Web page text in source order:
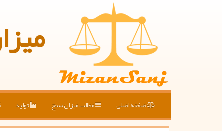
صفحه اصلی مطالب میزان سنج تولید